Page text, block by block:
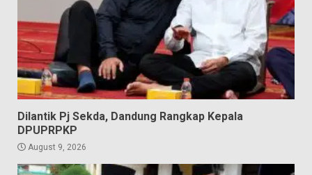
Dilantik Pj Sekda, Dandung Rangkap Kepala
DPUPRPKP
August 9, 2026